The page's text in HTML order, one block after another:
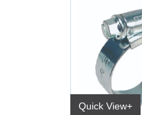
Quick View+